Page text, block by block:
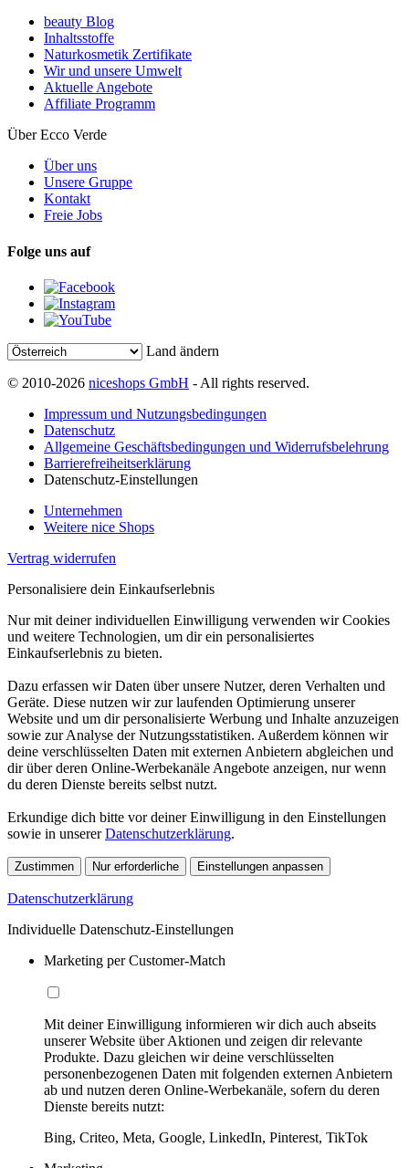
beauty Blog
Inhaltsstoffe
Naturkosmetik Zertifikate
Wir und unsere Umwelt
Aktuelle Angebote
Affiliate Programm
Über Ecco Verde
Über uns
Unsere Gruppe
Kontakt
Freie Jobs
Folge uns auf
Land ändern
© 2010-2026 niceshops GmbH - All rights reserved.
Impressum und Nutzungsbedingungen
Datenschutz
Allgemeine Geschäftsbedingungen und Widerrufsbelehrung
Barrierefreiheitserklärung
Datenschutz-Einstellungen
Unternehmen
Weitere nice Shops
Vertrag widerrufen
Personalisiere dein Einkaufserlebnis
Nur mit deiner individuellen Einwilligung verwenden wir Cookies
und weitere Technologien, um dir ein personalisiertes
Einkaufserlebnis zu bieten.
Dazu erfassen wir Daten über unsere Nutzer, deren Verhalten und
Geräte. Diese nutzen wir zur laufenden Optimierung unserer
Website und um dir personalisierte Werbung und Inhalte anzuzeigen
sowie zur Analyse der Nutzungsstatistiken. Außerdem können wir
deine verschlüsselten Daten mit externen Anbietern abgleichen und
dir über deren Online-Werbekanäle Angebote anzeigen, nur wenn
du deren Dienste bereits selbst nutzt.
Erkundige dich bitte vor deiner Einwilligung in den Einstellungen
sowie in unsererDatenschutzerklärung.
Zustimmen Nur erforderliche Einstellungen anpassen
Datenschutzerklärung
Individuelle Datenschutz-Einstellungen
Marketing per Customer-Match
Mit deiner Einwilligung informieren wir dich auch abseits
unserer Website über Aktionen und zeigen dir relevante
Produkte. Dazu gleichen wir deine verschlüsselten
personenbezogenen Daten mit folgenden externen Anbietern
ab und nutzen deren Online-Werbekanäle, sofern du deren
Dienste bereits nutzt:
Bing, Criteo, Meta, Google, LinkedIn, Pinterest, TikTok